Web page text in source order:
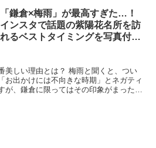
「鎌倉×梅雨」が最高すぎた…！
インスタで話題の紫陽花名所を訪
れるベストタイミングを写真付き
美しい理由とは？ 梅雨と聞くと、つい
お出かけには不向きな時期」とネガティ
が、鎌倉に限ってはその印象がまったく